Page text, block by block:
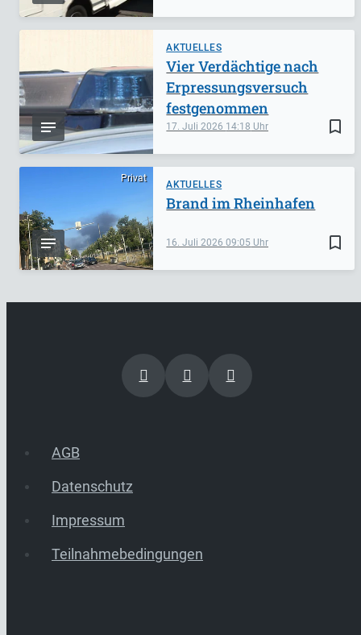
AKTUELLES
bookmark_border
17. Juli 2026 14:18
Vier Verdächtige nach
Erpressungsversuch
festgenommen
Privat
AKTUELLES
bookmark_border
16. Juli 202609:05
Brand im Rheinhafen
AGB
Datenschutz
Impressum
Teilnahmebedingungen